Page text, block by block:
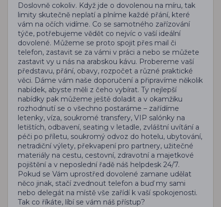
Doslovně cokoliv. Když jde o dovolenou na míru, tak
limity skutečně neplatí a plníme každé přání, které
vám na očích vidíme. Co se samotného zařízování
týče, potřebujeme vědět co nejvíc o vaší ideální
dovolené. Můžeme se proto spojit přes mail či
telefon, zastavit se za vámi v práci a nebo se můžete
zastavit vy u nás na arabskou kávu. Probereme vaší
představu, přání, obavy, rozpočet a různé praktické
věci. Dáme vám naše doporučení a připravíme několik
nabídek, abyste měli z čeho vybírat. Ty nejlepší
nabídky pak můžeme ještě doladit a v okamžiku
rozhodnutí se o všechno postaráme – zařídíme
letenky, víza, soukromé transfery, VIP salónky na
letištích, odbavení, seating v letadle, zvláštní uvítání a
péči po příletu, soukromý odvoz do hotelu, ubytování,
netradiční výlety, překvapení pro partnery, užitečné
materiály na cestu, cestovní, zdravotní a majetkové
pojištění a v neposlední řadě náš helpdesk 24/7.
Pokud se Vám uprostřed dovolené zamane udělat
něco jinak, stačí zvednout telefon a buď my sami
nebo delegát na místě vše zařídí k vaší spokojenosti.
Tak co říkáte, líbí se vám náš přístup?